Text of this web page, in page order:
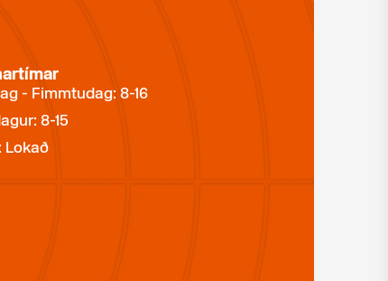
- Fimmtudag: 8-16
8-15
Lokað